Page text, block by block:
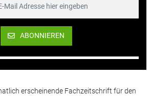
ABONNIEREN
erscheinende Fachzeitschrift für den